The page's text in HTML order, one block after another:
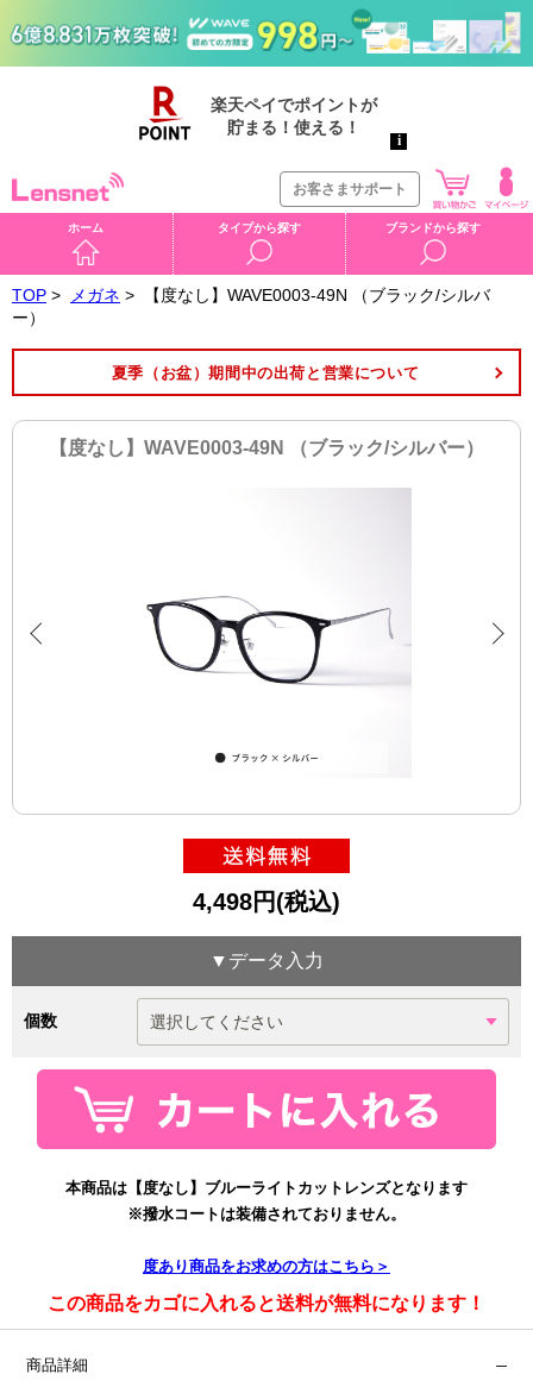
お客さまサポート
ホーム タイプから探す ブランドから探す
TOP > メガネ >
【度なし】WAVE0003-49N （ブラック/シルバ
ー）
夏季（お盆）期間中の出荷と営業について
【度なし】WAVE0003-49N （ブラック/シルバー）
4,498円(税込)
▼データ入力
個数
本商品は【度なし】ブルーライトカットレンズとなります
※撥水コートは装備されておりません。
度あり商品をお求めの方はこちら＞
この商品をカゴに入れると送料が無料になります！
商品詳細